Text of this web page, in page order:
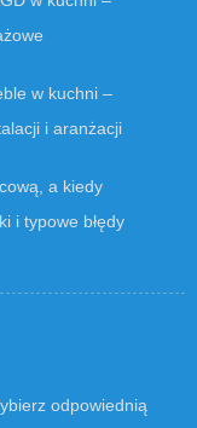
w kuchni –
i aranżacji
a kiedy
i typowe błędy
odpowiednią